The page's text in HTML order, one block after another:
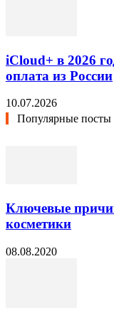
iCloud+ в 2026
оплата из России
10.07.2026
Популярные посты
Ключевые
косметики
08.08.2020